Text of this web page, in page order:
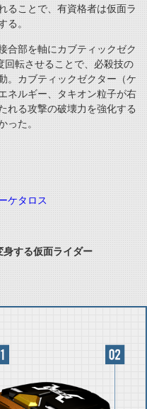
ることで、有資格者は仮面ラ
る。
合部を軸にカブティックゼク
回転させることで、必殺技の
。カブティックゼクター（ケ
ネルギー、タキオン粒子が右
れる攻撃の破壊力を強化する
った。
ケタロス
する仮面ライダー